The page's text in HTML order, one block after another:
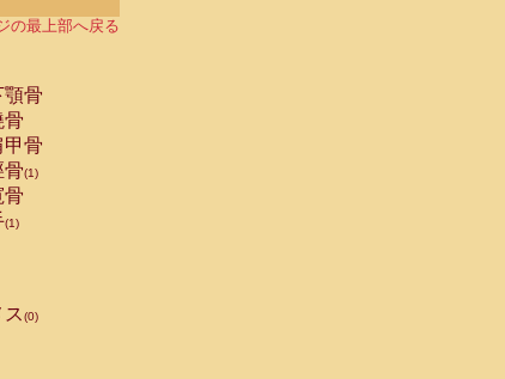
の最上部へ戻る
顎骨
骨
甲骨
骨(1)
骨
(1)
ス(0)